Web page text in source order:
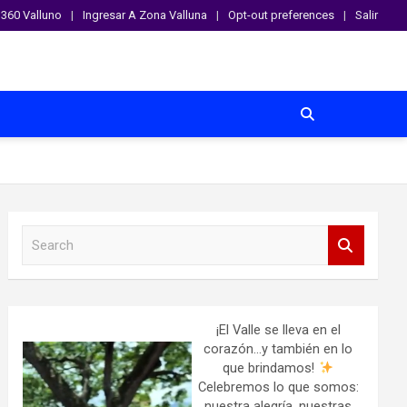
360 Valluno Ingresar A Zona Valluna Opt-out preferences Salir
¡El Valle se lleva en el
corazón…y también en lo
que brindamos!
Celebremos lo que somos: